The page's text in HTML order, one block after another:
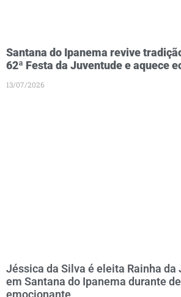
Santana do Ipanema revive
62ª Festa da Juventude e aquece
13/07/2026
Jéssica da Silva é eleita Rainha da
em Santana do Ipanema durante
emocionante